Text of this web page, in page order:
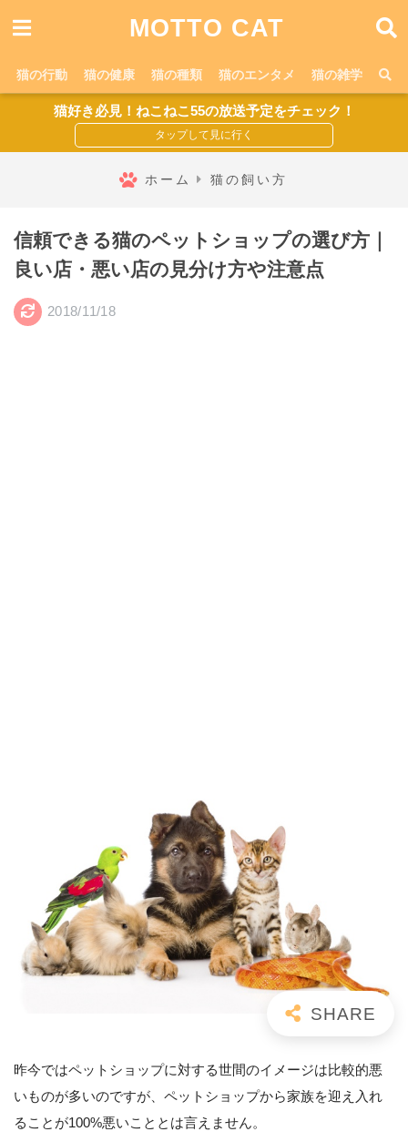
MOTTO CAT
猫の行動 猫の健康 猫の種類 猫のエンタメ 猫の雑学
猫好き必見！ねこねこ55の放送予定をチェック！
ホーム 猫の飼い方
信頼できる猫のペットショップの選び方｜
良い店・悪い店の見分け方や注意点
2018/11/18
昨今ではペットショップに対する世間のイメージは比較的悪
いものが多いのですが、ペットショップから家族を迎え入れ
ることが100%悪いこととは言えません。